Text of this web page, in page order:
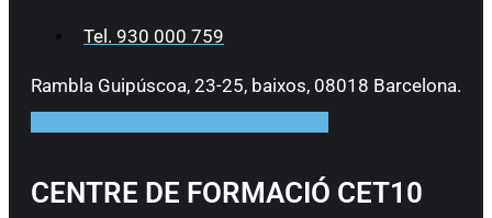
Tel. 930 000 759
Rambla Guipúscoa, 23-25, baixos, 08018 Barcelona.
CENTRE DE FORMACIÓ CET10